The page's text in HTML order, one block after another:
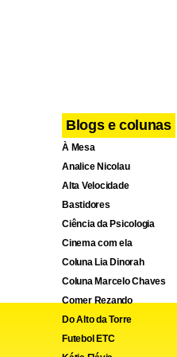
Blogs e colunas
À Mesa
Analice Nicolau
Alta Velocidade
Bastidores
Ciência da Psicologia
Cinema com ela
Coluna Lia Dinorah
Coluna Marcelo Chaves
Comer Rezando
Do Alto da Torre
Futebol ETC